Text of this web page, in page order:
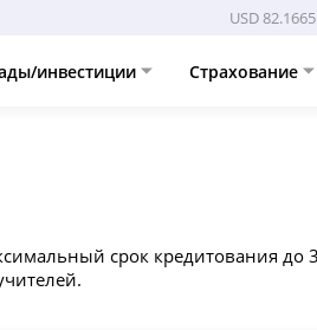
USD 82.1665
инвестиции Страхование
срок кредитования до